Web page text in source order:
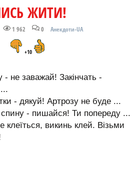
ЖИТИ!
1 962 0 Анекдоти-UA
+10
не заважай! Закінчать -
- дякуй! Артрозу не буде ...
- пишайся! Ти попереду ...
клеїться, викинь клей. Візьми